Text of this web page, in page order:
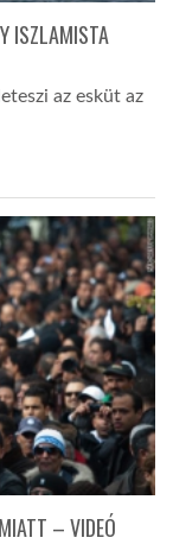
ISZLAMISTA
az esküt az
– VIDEÓ